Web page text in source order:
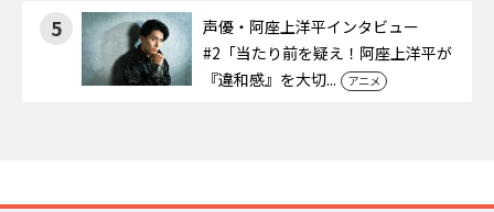
5
声優・阿座上洋平インタビュー
#2「当たり前を疑え！阿座上洋平が
『違和感』を大切...
アニメ